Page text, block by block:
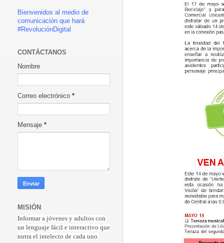
Bienvenidos al medio de
comunicación que hará
#RevoluciónDigital
CONTÁCTANOS
Nombre
Correo electrónico *
Mensaje *
MISIÓN
Informar a jóvenes y adultos con
un lenguaje fácil e interactivo que
nutra el intelecto de cada uno.